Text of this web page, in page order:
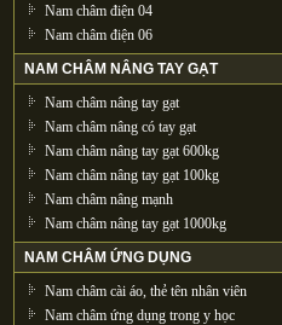
Nam châm điện 04
Nam châm điện 06
NAM CHÂM NÂNG TAY GẠT
Nam châm nâng tay gạt
Nam châm nâng có tay gạt
Nam châm nâng tay gạt 600kg
Nam châm nâng tay gạt 100kg
Nam châm nâng mạnh
Nam châm nâng tay gạt 1000kg
NAM CHÂM ỨNG DỤNG
Nam châm cài áo, thẻ tên nhân viên
Nam châm ứng dụng trong y học